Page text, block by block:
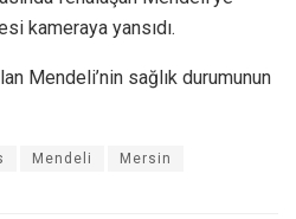
kameraya yansıdı.
Mendeli’nin sağlık durumunun
Mendeli Mersin